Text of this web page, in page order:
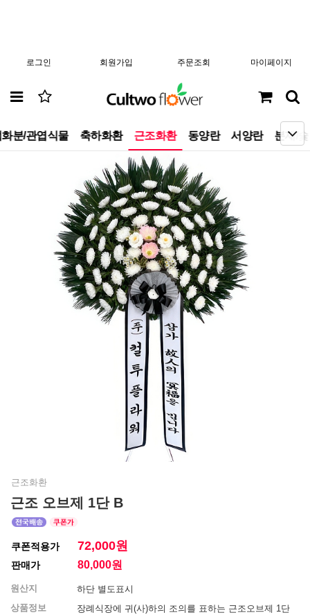
로그인 회원가입 주문조회 마이페이지
분/관엽식물 축하화환 근조화환 동양란 서양란 분재/
근조화환
근조 오브제 1단 B
쿠폰적용가 72,000원
판매가 80,000원
원산지
하단 별도표시
상품정보
장례식장에 귀(사)하의 조의를 표하는 근조오브제 1단